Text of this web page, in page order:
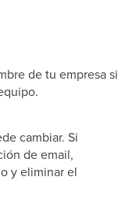
de tu empresa si
cambiar. Si
de email,
y eliminar el